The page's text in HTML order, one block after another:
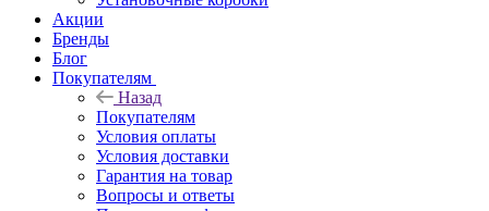
Акции
Бренды
Блог
Покупателям
Назад
Покупателям
Условия оплаты
Условия доставки
Гарантия на товар
Вопросы и ответы